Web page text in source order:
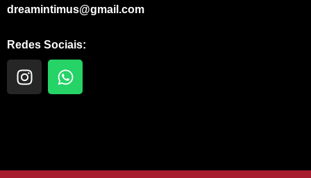
dreamintimus@gmail.com
Redes Sociais:
I
n
r
W
h
p